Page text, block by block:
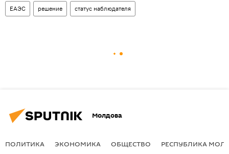
ЕАЭС решение статус наблюдателя
Молдова
ПОЛИТИКА ЭКОНОМИКА ОБЩЕСТВО РЕСПУБЛИКА